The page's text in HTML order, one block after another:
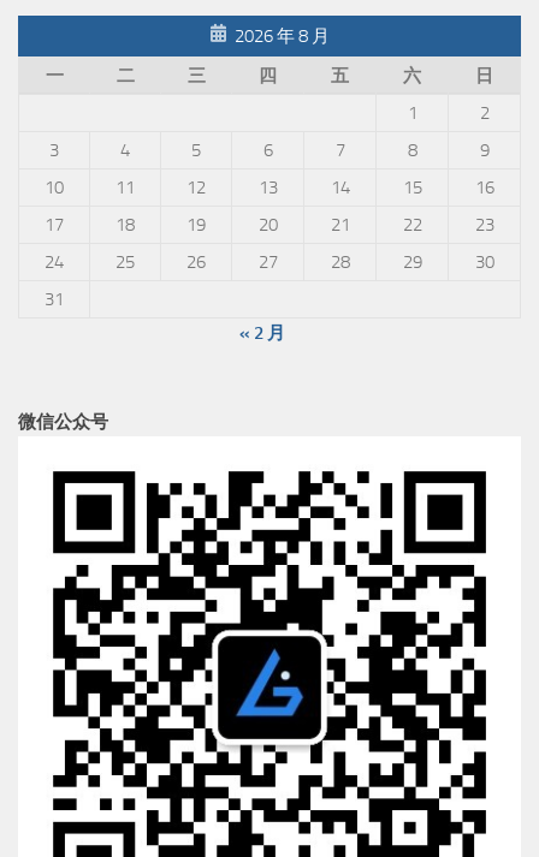
2026 年 8 月
一
二 三 四 五 六
日
1
2
3
4 5 6 7 8
9
10
11 12 13 14 15
16
17
18 19 20 21 22
23
24
25 26 27 28 29
30
31
« 2 月
微信公众号